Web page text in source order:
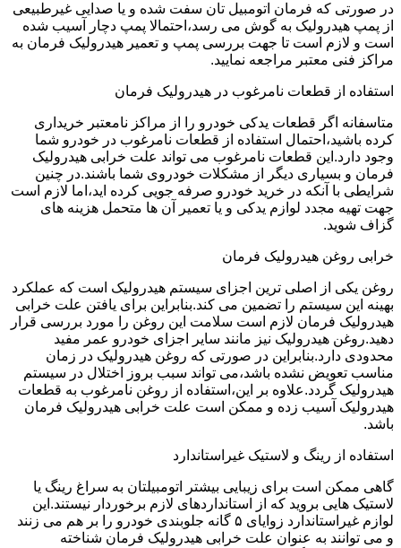
در صورتی که فرمان اتومبیل تان سفت شده و یا صدایی غیرطبیعی
از پمپ هیدرولیک به گوش می رسد،احتمالا پمپ دچار آسیب شده
است و لازم است تا جهت بررسی پمپ و تعمیر هیدرولیک فرمان به
مراکز فنی معتبر مراجعه نمایید.
استفاده از قطعات نامرغوب در هیدرولیک فرمان
متاسفانه اگر قطعات یدکی خودرو را از مراکز نامعتبر خریداری
کرده باشید،احتمال استفاده از قطعات نامرغوب در خودرو شما
وجود دارد.این قطعات نامرغوب می تواند علت خرابی هیدرولیک
فرمان و بسیاری دیگر از مشکلات خودروی شما باشند.در چنین
شرایطی با آنکه در خرید خودرو صرفه جویی کرده اید،اما لازم است
جهت تهیه مجدد لوازم یدکی و یا تعمیر آن ها متحمل هزینه های
گزاف شوید.
خرابی روغن هیدرولیک فرمان
روغن یکی از اصلی ترین اجزای سیستم هیدرولیک است که عملکرد
بهینه این سیستم را تضمین می کند.بنابراین برای یافتن علت خرابی
هیدرولیک فرمان لازم است سلامت این روغن را مورد بررسی قرار
دهید.روغن هیدرولیک نیز مانند سایر اجزای خودرو عمر مفید
محدودی دارد.بنابراین در صورتی که روغن هیدرولیک در زمان
مناسب تعویض نشده باشد،می تواند سبب بروز اختلال در سیستم
هیدرولیک گردد.علاوه بر این،استفاده از روغن نامرغوب به قطعات
هیدرولیک آسیب زده و ممکن است علت خرابی هیدرولیک فرمان
باشد.
استفاده از رینگ و لاستیک غیراستاندارد
گاهی ممکن است برای زیبایی بیشتر اتومبیلتان به سراغ رینگ یا
لاستیک هایی بروید که از استانداردهای لازم برخوردار نیستند.این
لوازم غیراستاندارد زوایای ۵ گانه جلوبندی خودرو را بر هم می زنند
و می توانند به عنوان علت خرابی هیدرولیک فرمان شناخته